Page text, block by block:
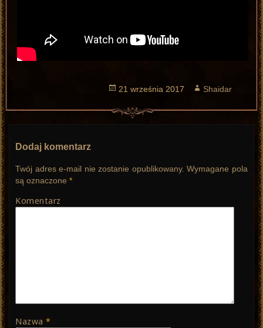
Opublikowano
21 września 2017 Autor
Shaidar
Dodaj komentarz
Twój adres e-mail nie zostanie opublikowany. Wymagane pola
są oznaczone *
Komentarz
Nazwa*